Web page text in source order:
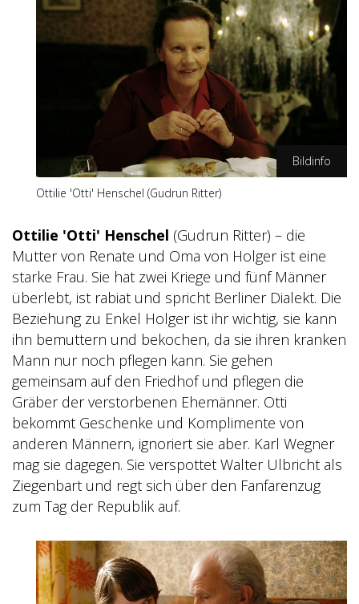
Bildinfo
Ottilie 'Otti' Henschel (Gudrun Ritter)
Ottilie 'Otti' Henschel (Gudrun Ritter) – die
Muttervon Renate und Oma von Holger ist eine
starke Frau. Sie hat zwei Kriege und fünf Männer
überlebt, ist rabiat und spricht Berliner Dialekt. Die
Beziehung zu Enkel Holger ist ihr wichtig, sie kann
ihn bemuttern und bekochen, da sie ihren kranken
Mann nur noch pflegen kann. Sie gehen
gemeinsam auf den Friedhof und pflegen die
Gräber der verstorbenen Ehemänner. Otti
bekommt Geschenke und Komplimente von
anderen Männern, ignoriert sie aber. Karl Wegner
mag sie dagegen. Sie verspottet Walter Ulbricht als
Ziegenbart und regt sich über den Fanfarenzug
zum Tag der Republik auf.